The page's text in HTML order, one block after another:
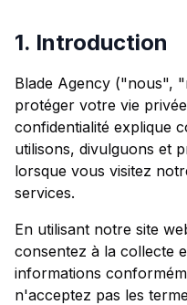
1. Introduction
Blade Agency ("nous",
protéger votre vie
confidentialité explique
utilisons, divulguons et
lorsque vous visitez
services.
En utilisant notre site
consentez à la collecte
informations
n'acceptez pas les